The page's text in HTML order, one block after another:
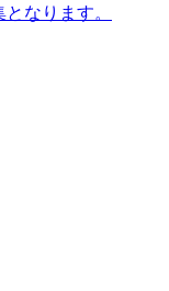
なります。